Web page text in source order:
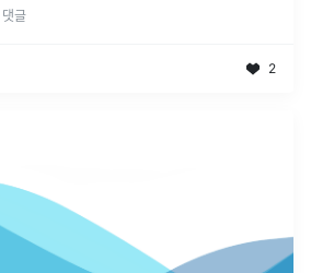
글
2